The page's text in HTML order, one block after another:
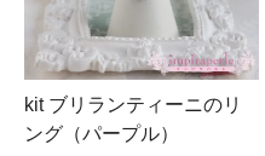
kit ブリランティーニのリ
ング（パープル）